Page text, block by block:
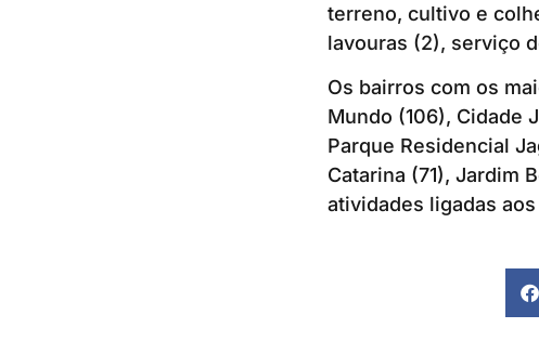
terreno, cultivo e
lavouras (2), serviço
Os bairros com os
Mundo (106), Cidade
Parque Residencial
Catarina (71), Jardim
atividades ligadas